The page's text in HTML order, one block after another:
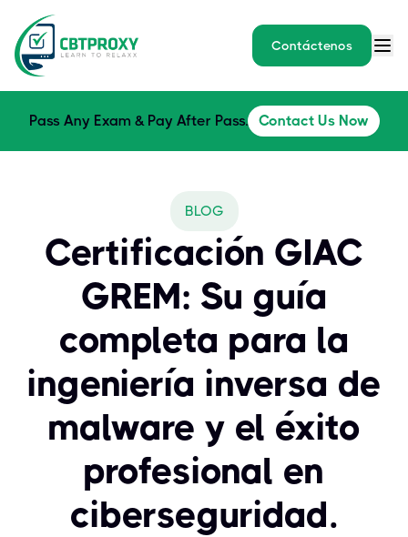
Contáctenos
Pass Any Exam & Pay After Pass. Contact Us Now
BLOG
Certificación GIAC
GREM: Su guía
completa para la
ingeniería inversa de
malware y el éxito
profesional en
ciberseguridad.